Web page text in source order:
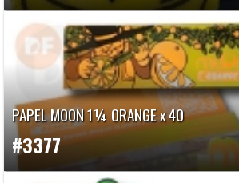
PAPEL MOON 1¼ ORANGE x 40
#3377